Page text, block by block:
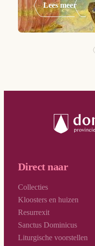
Lees meer
Direct naar
Collecties
Kloosters en huizen
Resurrexit
Sanctus Dominicus
Liturgische voorstellen